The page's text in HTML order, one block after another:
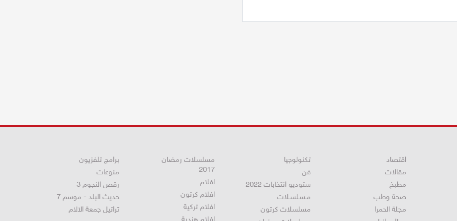
اقتصاد
مقالات
مطبخ
صحة وطب
مجلة الحمرا
تكنولوجيا
فن
ستوديو انتخابات 2022
مـسـلسـلات
مسلسلات كرتون
مسلسلات رمضان
2017
افلام
افلام كرتون
افلام تركية
برامج تلفزيون
منوعات
رقص النجوم 3
حديث البلد - موسم 7
تراتيل جمعة الالام